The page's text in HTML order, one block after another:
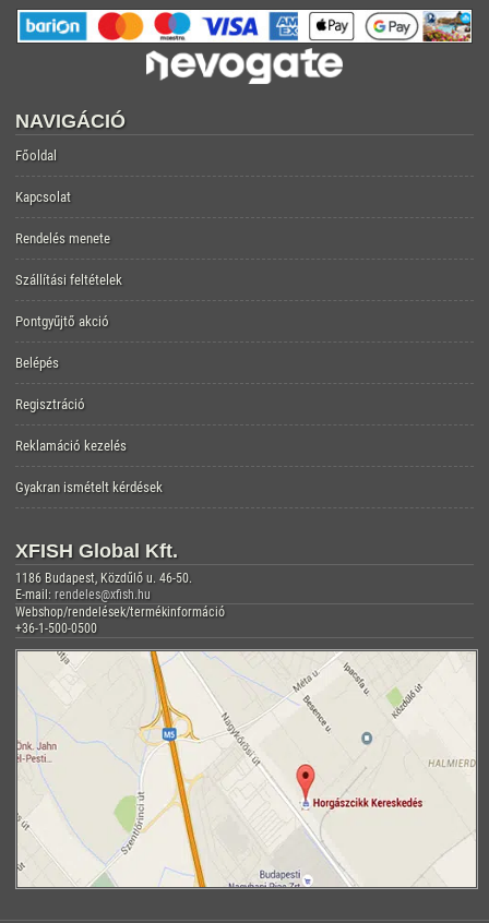
NAVIGÁCIÓ
Főoldal
Kapcsolat
Rendelés menete
Szállítási feltételek
Pontgyűjtő akció
Belépés
Regisztráció
Reklamáció kezelés
Gyakran ismételt kérdések
XFISH Global Kft.
1186 Budapest, Közdűlő u. 46-50.
E-mail: rendeles@xfish.hu
Webshop/rendelések/termékinformáció
+36-1-500-0500